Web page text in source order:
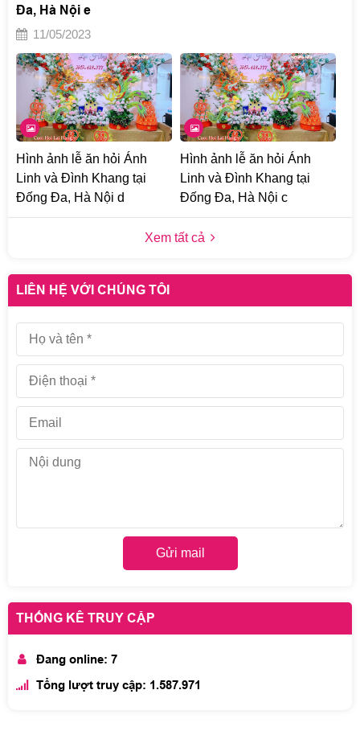
Đa, Hà Nội e
11/05/2023
Hình ảnh lễ ăn hỏi Ánh
Linh và Đình Khang tại
Đống Đa, Hà Nội d
Hình ảnh lễ ăn hỏi Ánh
Linh và Đình Khang tại
Đống Đa, Hà Nội c
Xem tất cả
LIÊN HỆ VỚI CHÚNG TÔI
Gửi mail
THỐNG KÊ TRUY CẬP
Đang online: 7
Tổng lượt truy cập: 1.587.971